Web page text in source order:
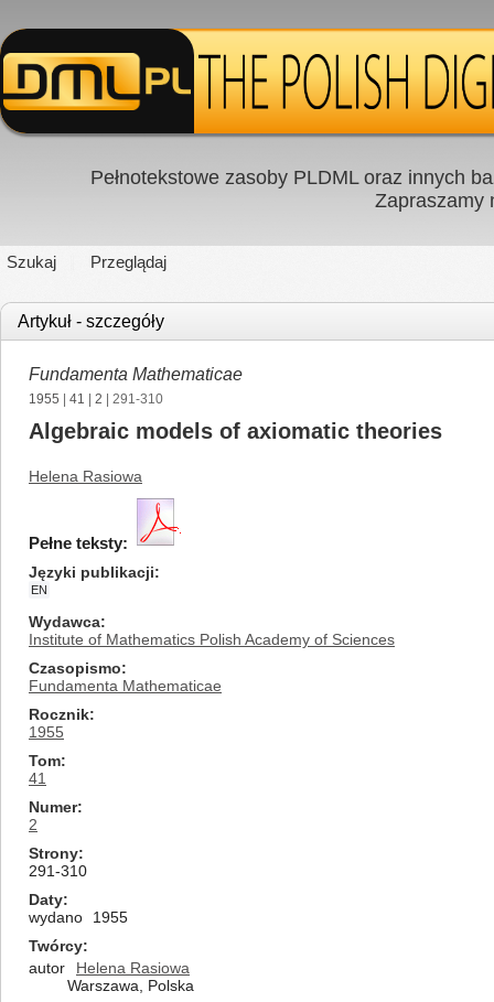
Pełnotekstowe zasoby PLDML oraz innych
Zapraszamy
Szukaj Przeglądaj
Artykuł - szczegóły
Fundamenta Mathematicae
1955 41 2 | 291-310
Algebraic models of axiomatic theories
Helena Rasiowa
Pełne teksty:
Języki publikacji
EN
Wydawca
Institute of Mathematics Polish Academy of Sciences
Czasopismo
Fundamenta Mathematicae
Rocznik
1955
Tom
41
Numer
2
Strony
291-310
Daty
wydano
1955
Twórcy
autor
Helena Rasiowa
Warszawa, Polska